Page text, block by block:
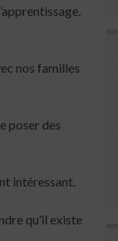
nos familles
poser des
intéressant.
qu’il existe